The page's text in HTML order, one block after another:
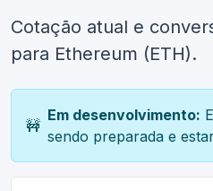
Cotação atual e
para Ethereum (ETH).
🚧
Em desenvolvimento:
sendo preparada e